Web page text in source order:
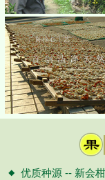
优质种源 -- 新会柑